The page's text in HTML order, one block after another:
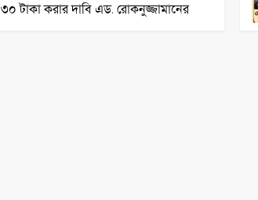
৩০ টাকা করার দাবি এড. রোকনুজ্জামানের